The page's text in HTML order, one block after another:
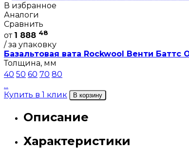
В избранное
Аналоги
Сравнить
от 1 888 48
/ за упаковку
Базальтовая вата Rockwool Венти Баттс
Толщина, мм
40 50 60 70 80
...
Купить в 1 клик
В корзину
Описание
Характеристики